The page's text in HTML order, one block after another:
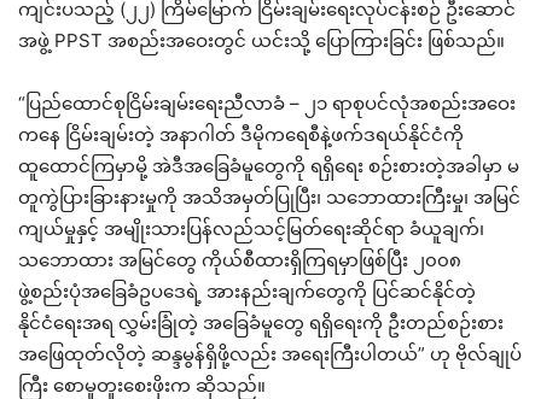
ကျင်းပသည့် (၂၂) ကြိမ်မြောက် ငြိမ်းချမ်းရေးလုပ်ငန်းစဉ် ဦးဆောင်
အဖွဲ့ PPST အစည်းအဝေးတွင် ယင်းသို့ ပြောကြားခြင်း ဖြစ်သည်။
“ပြည်ထောင်စုငြိမ်းချမ်းရေးညီလာခံ – ၂၁ ရာစုပင်လုံအစည်းအဝေး
ကနေ ငြိမ်းချမ်းတဲ့ အနာဂါတ် ဒီမိုကရေစီနဲ့ဖက်ဒရယ်နိုင်ငံကို
ထူထောင်ကြမှာမို့ အဲဒီအခြေခံမူတွေကို ရရှိရေး စဉ်းစားတဲ့အခါမှာ မ
တူကွဲပြားခြားနားမှုကို အသိအမှတ်ပြုပြီး၊ သဘောထားကြီးမှု၊ အမြင်
ကျယ်မှုနှင့် အမျိုးသားပြန်လည်သင့်မြတ်ရေးဆိုင်ရာ ခံယူချက်၊
သဘောထား အမြင်တွေ ကိုယ်စီထားရှိကြရမှာဖြစ်ပြီး ၂၀၀၈
ဖွဲ့စည်းပုံအခြေခံဥပဒေရဲ့ အားနည်းချက်တွေကို ပြင်ဆင်နိုင်တဲ့
နိုင်ငံရေးအရ လွှမ်းခြုံတဲ့ အခြေခံမူတွေ ရရှိရေးကို ဦးတည်စဉ်းစား
အဖြေထုတ်လိုတဲ့ ဆန္ဒမွန်ရှိဖို့လည်း အရေးကြီးပါတယ်” ဟု ဗိုလ်ချုပ်
ကြီး စောမူတူးစေးဖိုးက ဆိုသည်။